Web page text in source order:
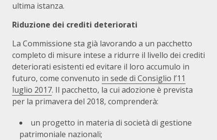
ultima istanza.
Riduzione dei crediti deteriorati
La Commissione sta già lavorando a un pacchetto
completo di misure intese a ridurre il livello dei crediti
deteriorati esistenti ed evitare il loro accumulo in
futuro, come convenuto in sede di Consiglio l’11
luglio 2017. Il pacchetto, la cui adozione è prevista
per la primavera del 2018, comprenderà:
un progetto in materia di società di gestione
patrimoniale nazionali;